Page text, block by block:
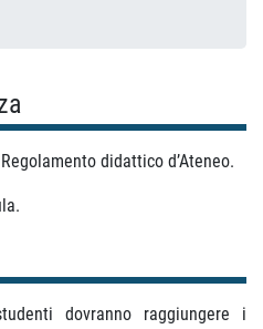
didattico d’Ateneo.
dovranno raggiungere i